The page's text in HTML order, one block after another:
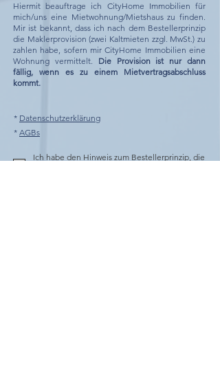
Hiermit beauftrage ich CityHome Immobilien für
mich/uns eine Mietwohnung/Mietshaus zu finden.
Mir ist bekannt, dass ich nach dem Bestellerprinzip
die Maklerprovision (zwei Kaltmieten zzgl. MwSt.) zu
zahlen habe, sofern mir CityHome Immobilien eine
Wohnung vermittelt. Die Provision ist nur dann
fällig, wenn es zu einem Mietvertragsabschluss
kommt.
* Datenschutzerklärung
* AGBs
Ich habe den Hinweis zum Bestellerprinzip, die